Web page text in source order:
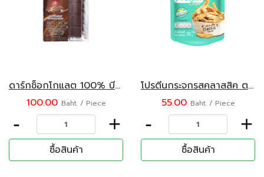
ดาร์กช็อกโกแลต 100% บีนทูบาร์ 45 กรัม
100.00 Baht. / Piece
- +
ซื้อสินค้า
โปรตีนกระจกรสคลาสสิค ตรา ลิลชี้พ
55.00 Baht. / Piece
- +
ซื้อสินค้า